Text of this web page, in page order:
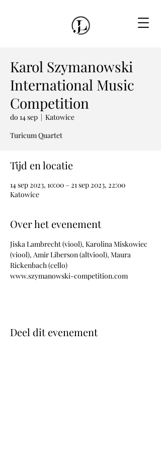
Karol Szymanowski
International Music
Competition
do 14 sep
  |
Katowice
Turicum Quartet
Tijd en locatie
14 sep 2023, 10:00 – 21 sep 2023, 22:00
Katowice
Over het evenement
Jiska Lambrecht (viool), Karolina Miskowiec
(viool), Amir Liberson (altviool), Maura
Rickenbach (cello)
www.szymanowski-competition.com
Deel dit evenement